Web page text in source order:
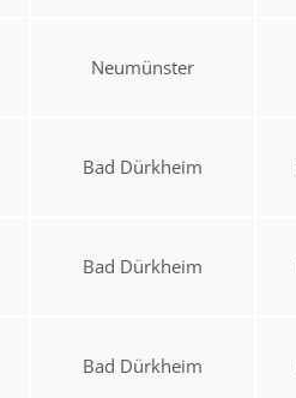
Neumünster
Bad Dürkheim
Bad Dürkheim
Bad Dürkheim